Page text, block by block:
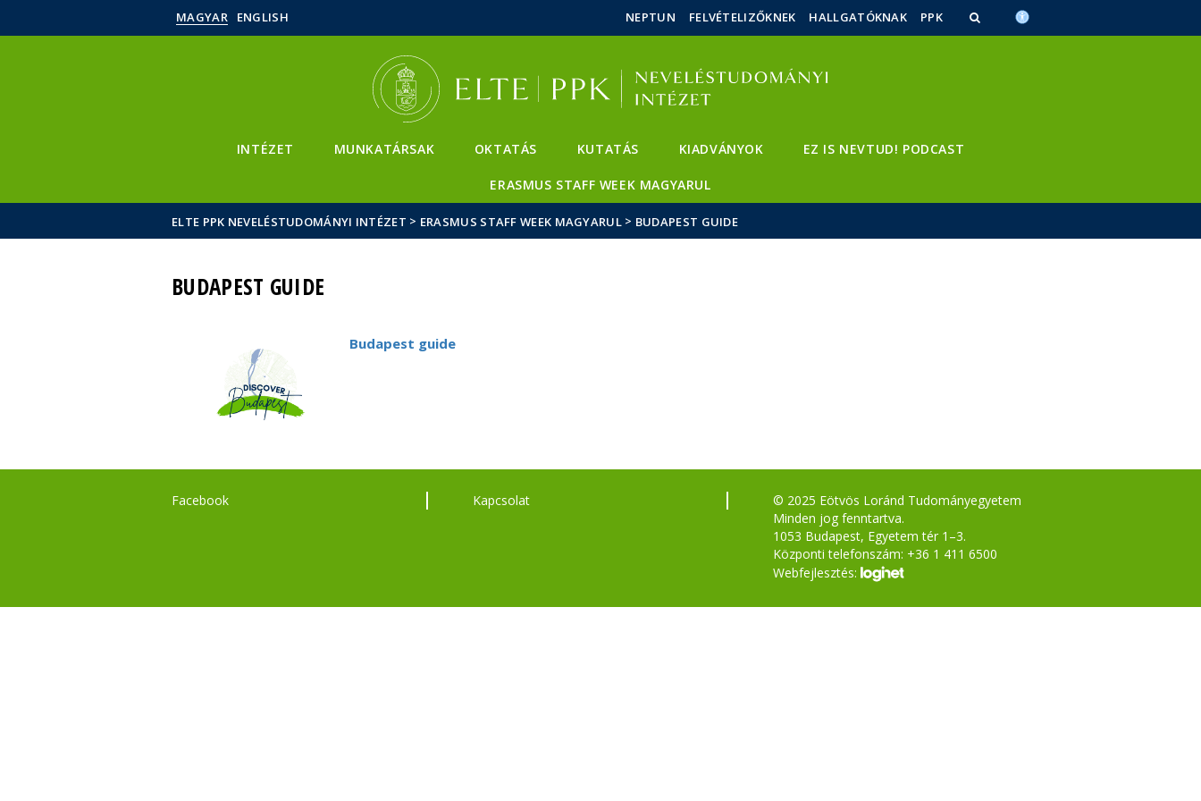
Hírek
Események
ELTE a
MAGYAR ENGLISH NEPTUN FELVÉTELIZŐKNEK HALLGATÓKNAK PPK
INTÉZET MUNKATÁRSAK OKTATÁS KUTATÁS KIADVÁNYOK EZ IS NEVTUD! PODCAST
ERASMUS STAFF WEEK MAGYARUL
ELTE PPK NEVELÉSTUDOMÁNYI INTÉZET > ERASMUS STAFF WEEK MAGYARUL > BUDAPEST GUIDE
BUDAPEST GUIDE
Budapest guide
Facebook Kapcsolat
© 2025 Eötvös Loránd Tudományegyetem
Minden jog fenntartva.
1053 Budapest, Egyetem tér 1–3.
Központi telefonszám: +36 1 411 6500
Webfejlesztés: